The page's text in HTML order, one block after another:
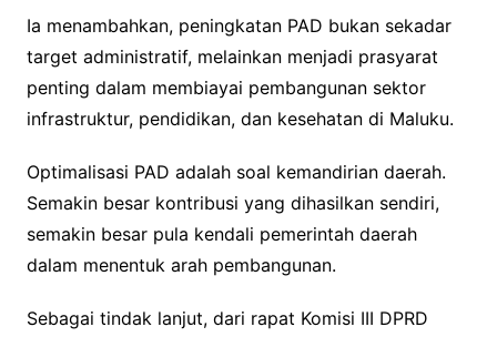
Ia menambahkan, peningkatan PAD bukan sekadar
target administratif, melainkan menjadi prasyarat
penting dalam membiayai pembangunan sektor
infrastruktur, pendidikan, dan kesehatan di Maluku.
Optimalisasi PAD adalah soal kemandirian daerah.
Semakin besar kontribusi yang dihasilkan sendiri,
semakin besar pula kendali pemerintah daerah
dalam menentuk arah pembangunan.
Sebagai tindak lanjut, dari rapat Komisi III DPRD